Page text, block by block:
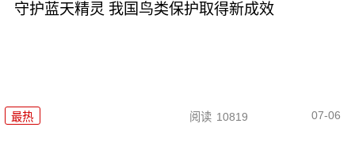
守护蓝天精灵 我国鸟类保护取得新成效
最热 阅读 10819 07-06